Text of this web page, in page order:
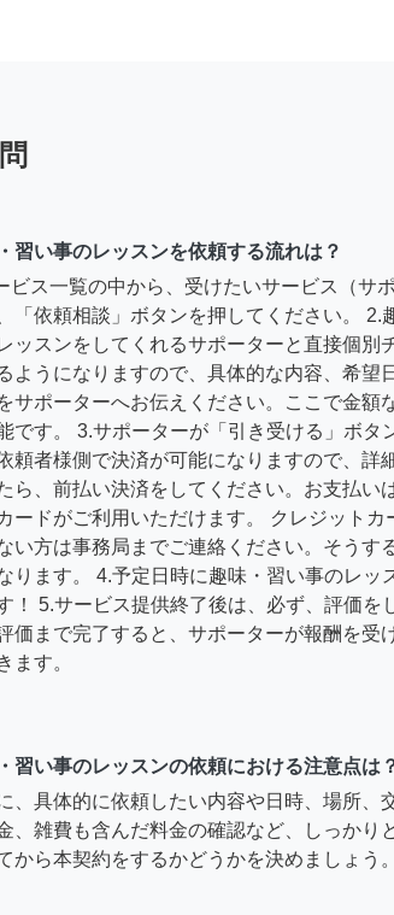
習い事のレッスンを依頼する流れは？
ビス一覧の中から、受けたいサービス（サ
「依頼相談」ボタンを押してください。 2.
ッスンをしてくれるサポーターと直接個別
ようになりますので、具体的な内容、希望
サポーターへお伝えください。ここで金額
です。 3.サポーターが「引き受ける」ボタ
頼者様側で決済が可能になりますので、詳
ら、前払い決済をしてください。お支払い
ードがご利用いただけます。 クレジットカ
い方は事務局までご連絡ください。そうす
ります。 4.予定日時に趣味・習い事のレッ
！ 5.サービス提供終了後は、必ず、評価を
価まで完了すると、サポーターが報酬を受
ます。
習い事のレッスンの依頼における注意点は
、具体的に依頼したい内容や日時、場所、
、雑費も含んだ料金の確認など、しっかり
から本契約をするかどうかを決めましょう。